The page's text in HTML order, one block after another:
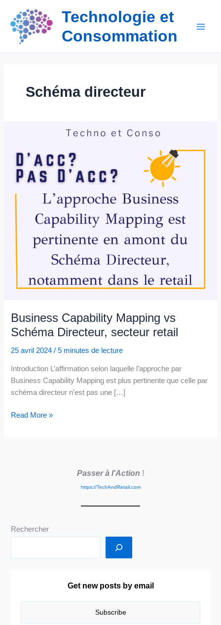
contenu
Technologie et
Consommation
Schéma directeur
Business Capability Mapping vs
Schéma Directeur, secteur retail
25 avril 2024/5 minutes de lecture
Introduction L’affirmation selon laquelle l’approche par
Business Capability Mapping est plus pertinente que celle par
schéma directeur n’est pas une […]
Business
Read More »
Passer à l'Action !
https://TechAndRetail.com
Rechercher
Get new posts by email